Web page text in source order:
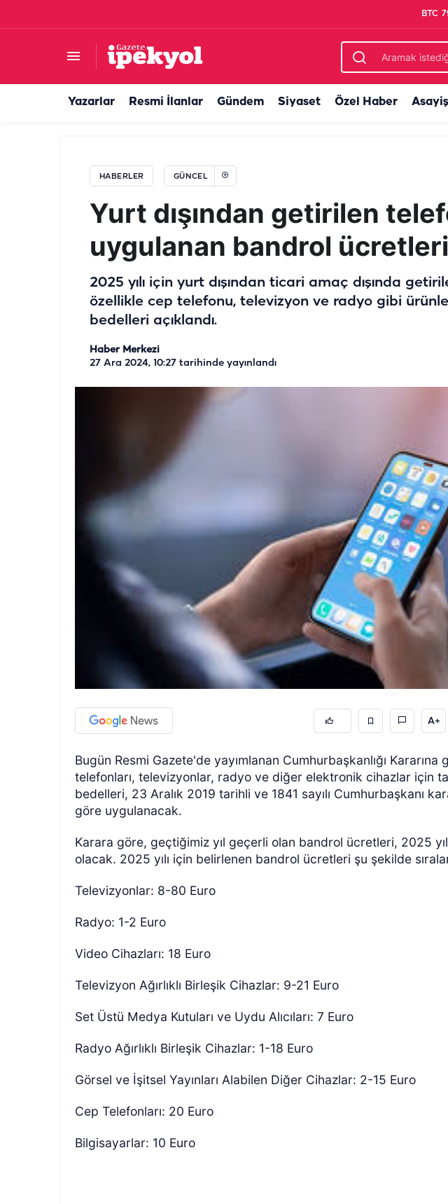
BTC
Yazarlar Resmi İlanlar Gündem Siyaset Özel Haber Asayiş
HABERLER GÜNCEL
Yurt dışından getirilen
uygulanan bandrol ücretleri
2025 yılı için yurt dışından ticari amaç dışında
özellikle cep telefonu, televizyon ve radyo gibi
bedelleri açıklandı.
Haber Merkezi
27 Ara 2024, 10:27 tarihinde yayınlandı
A+
Bugün Resmi Gazete'de yayımlanan Cumhurbaşkanlığı Kararına
telefonları, televizyonlar, radyo ve diğer elektronik cihazlar için
bedelleri, 23 Aralık 2019 tarihli ve 1841 sayılı Cumhurbaşkanı
göre uygulanacak.
Karara göre, geçtiğimiz yıl geçerli olan bandrol ücretleri, 2025
olacak. 2025 yılı için belirlenen bandrol ücretleri şu şekilde
Televizyonlar: 8-80 Euro
Radyo: 1-2 Euro
Video Cihazları: 18 Euro
Televizyon Ağırlıklı Birleşik Cihazlar: 9-21 Euro
Set Üstü Medya Kutuları ve Uydu Alıcıları: 7 Euro
Radyo Ağırlıklı Birleşik Cihazlar: 1-18 Euro
Görsel ve İşitsel Yayınları Alabilen Diğer Cihazlar: 2-15 Euro
Cep Telefonları: 20 Euro
Bilgisayarlar: 10 Euro
ÖZEL